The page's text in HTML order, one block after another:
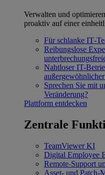
Verwalten und
proaktiv auf einer
Für schlanke
Reibungslose
Nahtloser IT-
Sprechen Sie mit
Veränderung?
Plattform entdecken
Zentrale
TeamViewer KI
Digital Employee
Remote-Support
Asset- und Patch-